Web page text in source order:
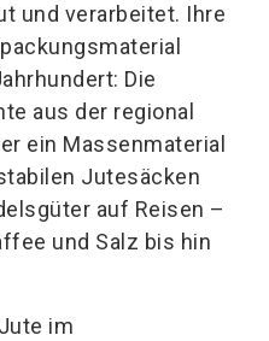
und verarbeitet. Ihre
Die
aus der regional
ein Massenmaterial
Jutesäcken
auf Reisen –
und Salz bis hin
im